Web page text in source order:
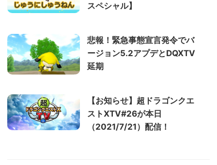
スペシャル】
悲報！緊急事態宣言発令でバ
ージョン5.2アプデとDQXTV
延期
【お知らせ】超ドラゴンクエ
ストXTV#26が本日
（2021/7/21）配信！